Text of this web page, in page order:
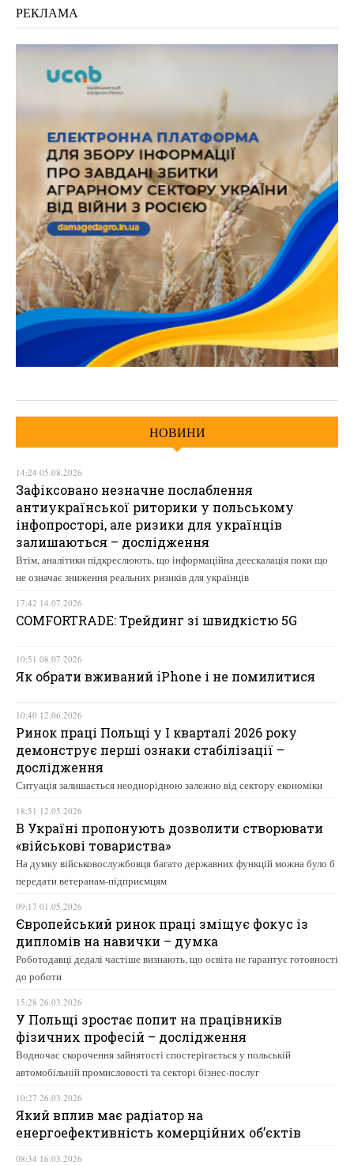
РЕКЛАМА
НОВИНИ
14:24 05.08.2026
Зафіксовано незначне послаблення
антиукраїнської риторики у польському
інфопросторі, але ризики для українців
залишаються – дослідження
Втім, аналітики підкреслюють, що інформаційна деескалація поки що
не означає зниження реальних ризиків для українців
17:42 14.07.2026
COMFORTRADE: Трейдинг зі швидкістю 5G
10:51 08.07.2026
Як обрати вживаний iPhone і не помилитися
10:40 12.06.2026
Ринок праці Польщі у І кварталі 2026 року
демонструє перші ознаки стабілізації –
дослідження
Ситуація залишається неоднорідною залежно від сектору економіки
18:51 12.05.2026
В Україні пропонують дозволити створювати
«військові товариства»
На думку військовослужбовця багато державних функцій можна було б
передати ветеранам-підприємцям
09:17 01.05.2026
Європейський ринок праці зміщує фокус із
дипломів на навички – думка
Роботодавці дедалі частіше визнають, що освіта не гарантує готовності
до роботи
15:28 26.03.2026
У Польщі зростає попит на працівників
фізичних професій – дослідження
Водночас скорочення зайнятості спостерігається у польській
автомобільній промисловості та секторі бізнес-послуг
10:27 26.03.2026
Який вплив має радіатор на
енергоефективність комерційних об’єктів
08:34 16.03.2026